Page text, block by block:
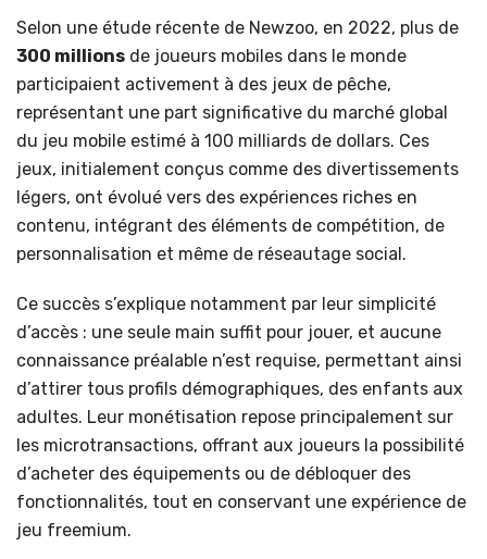
Selon une étude récente de Newzoo, en 2022, plus de
300 millions de joueurs mobiles dans le monde
participaient activement à des jeux de pêche,
représentant une part significative du marché global
du jeu mobile estimé à 100 milliards de dollars. Ces
jeux, initialement conçus comme des divertissements
légers, ont évolué vers des expériences riches en
contenu, intégrant des éléments de compétition, de
personnalisation et même de réseautage social.
Ce succès s’explique notamment par leur simplicité
d’accès : une seule main suffit pour jouer, et aucune
connaissance préalable n’est requise, permettant ainsi
d’attirer tous profils démographiques, des enfants aux
adultes. Leur monétisation repose principalement sur
les microtransactions, offrant aux joueurs la possibilité
d’acheter des équipements ou de débloquer des
fonctionnalités, tout en conservant une expérience de
jeu freemium.